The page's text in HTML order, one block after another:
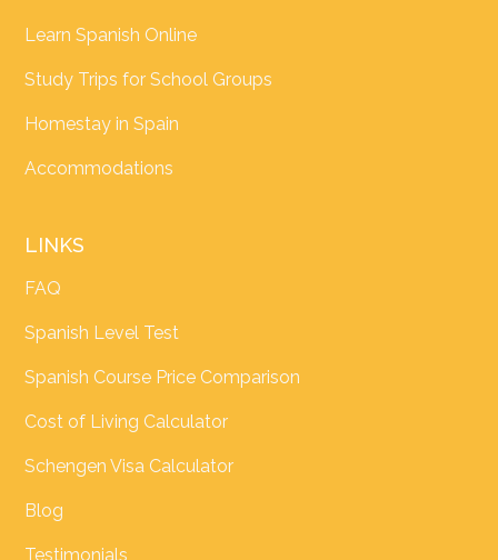
Learn Spanish Online
Study Trips for School Groups
Homestay in Spain
Accommodations
LINKS
FAQ
Spanish Level Test
Spanish Course Price Comparison
Cost of Living Calculator
Schengen Visa Calculator
Blog
Testimonials